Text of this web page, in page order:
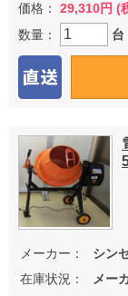
価格： 29,310円 (
数量：
台
メーカー：
シン
在庫状況：
メー